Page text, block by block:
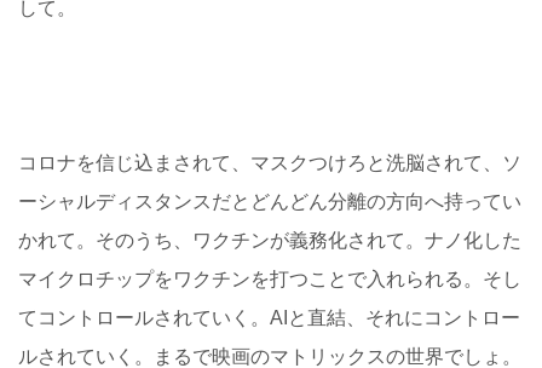
して。
コロナを信じ込まされて、マスクつけろと洗脳されて、ソ
ーシャルディスタンスだとどんどん分離の方向へ持ってい
かれて。そのうち、ワクチンが義務化されて。ナノ化した
マイクロチップをワクチンを打つことで入れられる。そし
てコントロールされていく。AIと直結、それにコントロー
ルされていく。まるで映画のマトリックスの世界でしょ。